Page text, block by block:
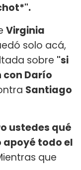
Virginia
solo acá,
sobre "si
Darío
Santiago
ustedes qué
apoyé todo el
que